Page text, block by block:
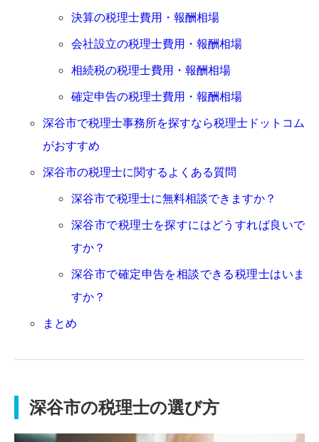
決算の税理士費用・報酬相場
会社設立の税理士費用・報酬相場
相続税の税理士費用・報酬相場
確定申告の税理士費用・報酬相場
深谷市で税理士事務所を探すなら税理士ドットコム
がおすすめ
深谷市の税理士に関するよくある質問
深谷市で税理士に無料相談できますか？
深谷市で税理士を探すにはどうすれば良いで
すか？
深谷市で確定申告を相談できる税理士はいま
すか？
まとめ
深谷市の税理士の選び方